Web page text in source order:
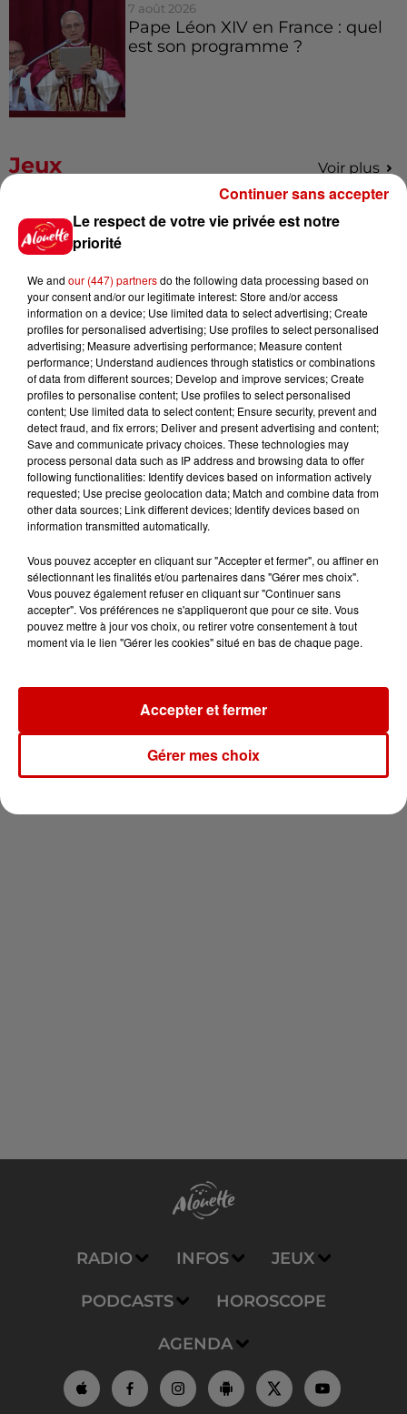
7 août 2026
Pape Léon XIV en France : quel
est son programme ?
Jeux Voir plus
Gagnez vos places pour le
festival Marché Gourmand 2026
Le Duel - Gagnez vos entrées
pour l'un des zoos de nos
régions !
Destination Vacances - Gagnez
votre séjour en famille au cœur
de la...
Destination Vacances : inscrivez-
vous !
Newsletter
RADIO INFOS JEUX
PODCASTS HOROSCOPE
AGENDA
Le respect de votre vie privée est notre
priorité
We and our (447) partnersdo the following data processing based on
your consent and/or our legitimate interest: Store and/or access
information on a device; Use limited data to select advertising; Create
profiles for personalised advertising; Use profiles to select personalised
advertising; Measure advertising performance; Measure content
performance; Understand audiences through statistics or combinations
of data from different sources; Develop and improve services; Create
profiles to personalise content; Use profiles to select personalised
content; Use limited data to select content; Ensure security, prevent and
detect fraud, and fix errors; Deliver and present advertising and content;
Save and communicate privacy choices. These technologies may
process personal data such as IP address and browsing data to offer
following functionalities: Identify devices based on information actively
requested; Use precise geolocation data; Match and combine data from
other data sources; Link different devices; Identify devices based on
information transmitted automatically.
Vous pouvez accepter en cliquant sur "Accepter et fermer", ou affiner en
sélectionnant les finalités et/ou partenaires dans "Gérer mes choix".
Vous pouvez également refuser en cliquant sur "Continuer sans
accepter". Vos préférences ne s'appliqueront que pour ce site. Vous
pouvez mettre à jour vos choix, ou retirer votre consentement à tout
moment via le lien "Gérer les cookies" situé en bas de chaque page.
Gérer mes choix
Accepter et fermer
Continuer sans accepter